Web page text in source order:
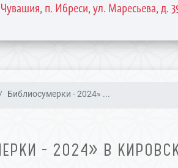
п. Ибреси, ул. Маресьева, д.
Библиосумерки - 2024» ...
- 2024» В